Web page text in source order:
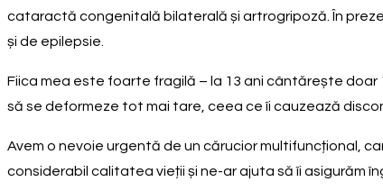
cataractă congenitală bilaterală și artrogripoză. În
și de epilepsie.
Fiica mea este foarte fragilă – la 13 ani cântărește doar
să se deformeze tot mai tare, ceea ce îi cauzează
Avem o nevoie urgentă de un cărucior multifuncțional,
considerabil calitatea vieții și ne-ar ajuta să îi asigurăm